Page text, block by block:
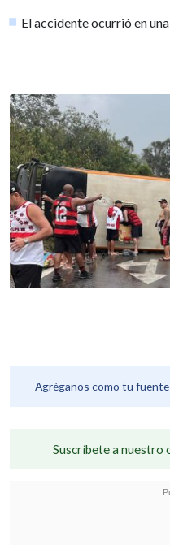
El accidente ocurrió en
Agréganos como tu
Suscríbete a nuestro